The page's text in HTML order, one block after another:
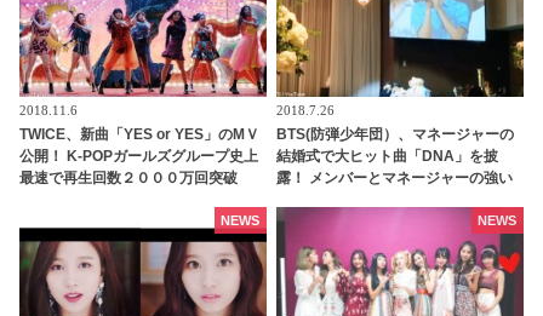
2018.11.6
TWICE、新曲「YES or YES」のМＶ
公開！ K-POPガールズグループ史上
最速で再生回数２０００万回突破
2018.7.26
BTS(防弾少年団）、マネージャーの
結婚式で大ヒット曲「DNA」を披
露！ メンバーとマネージャーの強い
NEWS NEWS